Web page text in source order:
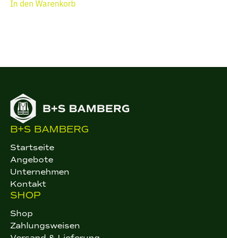
In den Warenkorb
B+S BAMBERG
Startseite
Angebote
Unternehmen
Kontakt
SHOP
Shop
Zahlungsweisen